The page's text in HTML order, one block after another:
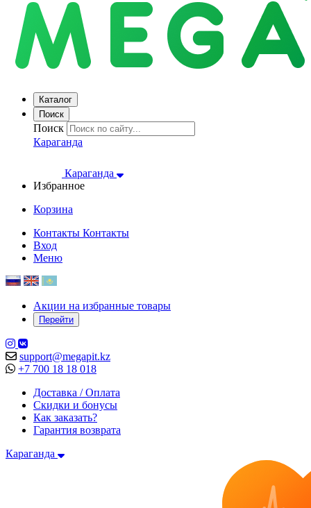
Каталог
Поиск
Поиск
Караганда
Караганда
Избранное
Корзина
Контакты Контакты
Вход
Меню
Акции на избранные товары
Перейти
support@megapit.kz
+7 700 18 18 018
Доставка / Оплата
Скидки и бонусы
Как заказать?
Гарантия возврата
Караганда